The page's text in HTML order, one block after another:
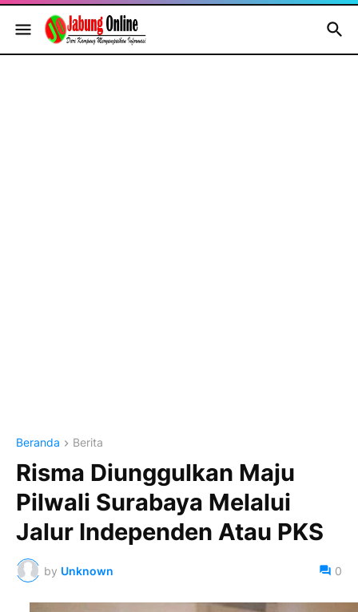
Beranda Berita
Risma Diunggulkan Maju
Pilwali Surabaya Melalui
Jalur Independen Atau PKS
by Unknown 0